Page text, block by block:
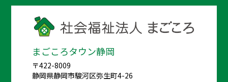
まごころタウン静岡
〒422-8009
静岡県静岡市駿河区弥生町4-26